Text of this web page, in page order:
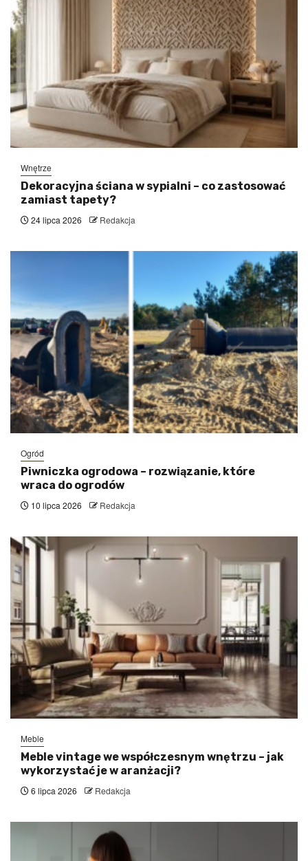
Wnętrze
Dekoracyjna ściana w sypialni – co zastosować
zamiast tapety?
24 lipca 2026 Redakcja
Ogród
Piwniczka ogrodowa – rozwiązanie, które
wraca do ogrodów
10 lipca 2026 Redakcja
Meble
Meble vintage we współczesnym wnętrzu – jak
wykorzystać je w aranżacji?
6 lipca 2026 Redakcja